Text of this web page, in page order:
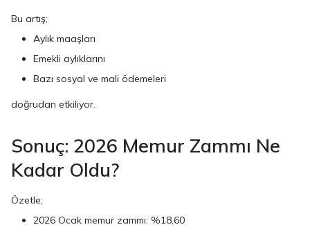
Bu artış;
Aylık maaşları
Emekli aylıklarını
Bazı sosyal ve mali ödemeleri
doğrudan etkiliyor.
Sonuç: 2026 Memur Zammı Ne
Kadar Oldu?
Özetle;
2026 Ocak memur zammı: %18,60